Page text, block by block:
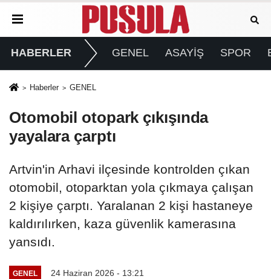
HABERLER GENEL ASAYİŞ SPOR
Haberler GENEL
Otomobil otopark çıkışında
yayalara çarptı
Artvin'in Arhavi ilçesinde kontrolden çıkan
otomobil, otoparktan yola çıkmaya çalışan
2 kişiye çarptı. Yaralanan 2 kişi hastaneye
kaldırılırken, kaza güvenlik kamerasına
yansıdı.
GENEL 24 Haziran 2026 - 13:21